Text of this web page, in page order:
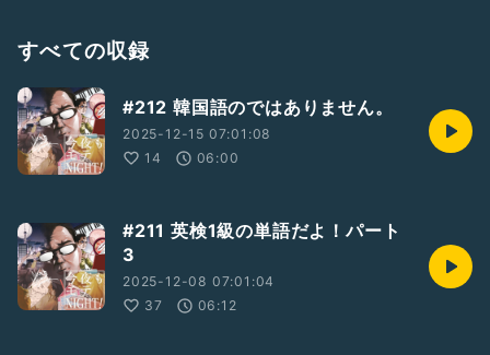
作業着メガネが語り出す！熱いぜ！
シクヨロ！！！
すべての収録
#212 韓国語のではありません。
2025-12-15 07:01:08
14
06:00
#211 英検1級の単語だよ！パート
3
2025-12-08 07:01:04
37
06:12